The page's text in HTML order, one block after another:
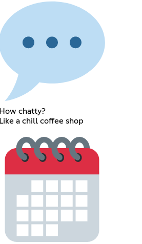
How chatty?
Like a chill coffee shop